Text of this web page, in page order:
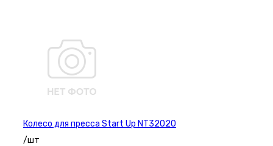
Колесо для пресса Start Up NT32020
/шт